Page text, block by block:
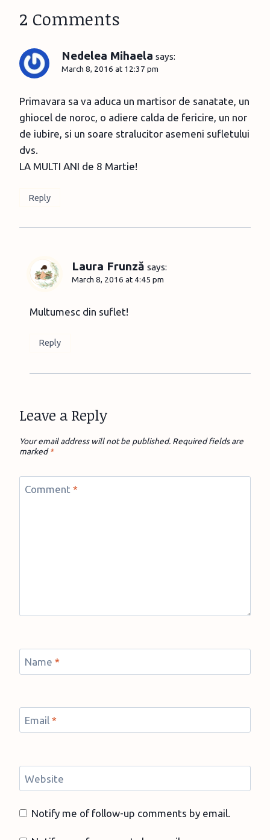
2 Comments
Nedelea Mihaela says:
March 8, 2016 at 12:37 pm
Primavara sa va aduca un martisor de sanatate, un
ghiocel de noroc, o adiere calda de fericire, un nor
de iubire, si un soare stralucitor asemeni sufletului
dvs.
LA MULTI ANI de 8 Martie!
Reply
Laura Frunză says:
March 8, 2016 at 4:45 pm
Multumesc din suflet!
Reply
Leave a Reply
Your email address will not be published. Required fields are
marked*
Comment *
Name *
Email *
Website
Notify me of follow-up comments by email.